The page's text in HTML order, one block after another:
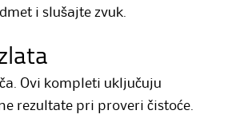
i slušajte zvuk.
Ovi kompleti uključuju
rezultate pri proveri čistoće.